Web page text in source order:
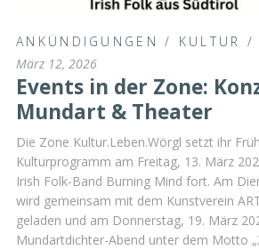
ANKÜNDIGUNGEN / KULTUR /
März 12, 2026
Events in der Zone:
Mundart & Theater
Die Zone Kultur.Leben.Wörgl setzt ihr
Kulturprogramm am Freitag, 13. März
Irish Folk-Band Burning Mind fort. Am
wird gemeinsam mit dem Kunstverein
geladen und am Donnerstag, 19. März
Mundartdichter-Abend unter dem Motto